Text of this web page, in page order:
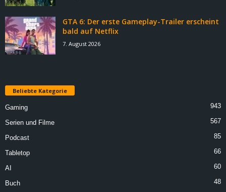
GTA 6: Der erste Gameplay-Trailer erscheint
bald auf Netflix
7. August 2026
Beliebte Kategorie
Gaming 943
Serien und Filme 567
Podcast 85
Tabletop 66
AI 60
Buch 48